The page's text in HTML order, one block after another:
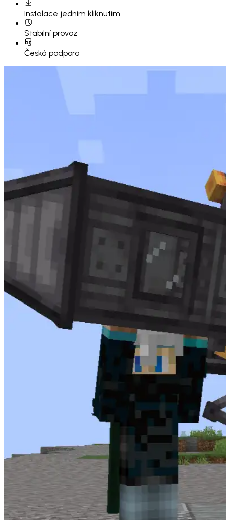
Instalace jedním kliknutím
Stabilní provoz
Česká podpora